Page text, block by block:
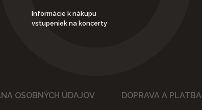
Informácie k nákupu
vstupeniek na koncerty
OSOBNÝCH ÚDAJOV DOPRAVA A PLATBA